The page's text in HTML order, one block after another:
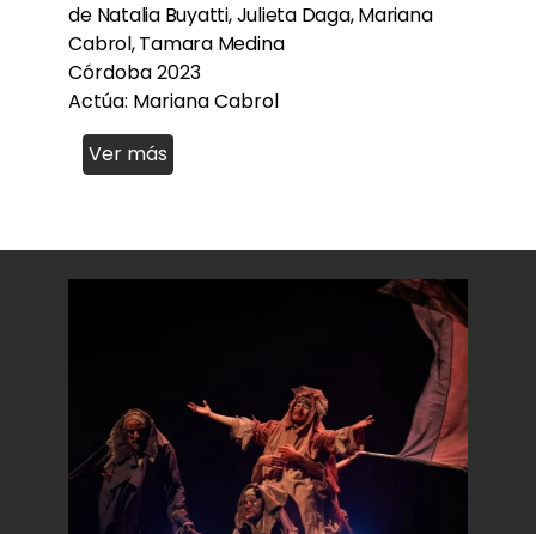
de Natalia Buyatti, Julieta Daga, Mariana
Cabrol, Tamara Medina
Córdoba 2023
Actúa: Mariana Cabrol
Ver más